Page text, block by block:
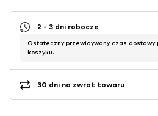
2 - 3 dni robocze
Ostateczny przewidywany czas dostawy
koszyku.
30 dni na zwrot towaru